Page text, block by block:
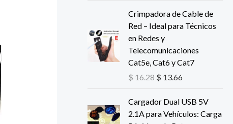
Crimpadora de Cable de
Red – Ideal para Técnicos
en Redes y
Telecomunicaciones
Cat5e, Cat6 y Cat7
$16.28 i
o
r
$ 13.66i
a
c
Cargador Dual USB 5V
2.1A para Vehículos: Carga